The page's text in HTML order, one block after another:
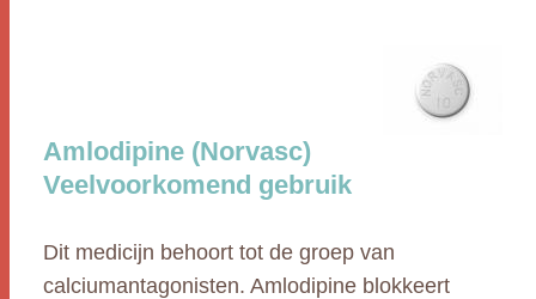
Amlodipine (Norvasc)
Veelvoorkomend gebruik
Dit medicijn behoort tot de groep van
calciumantagonisten. Amlodipine blokkeert